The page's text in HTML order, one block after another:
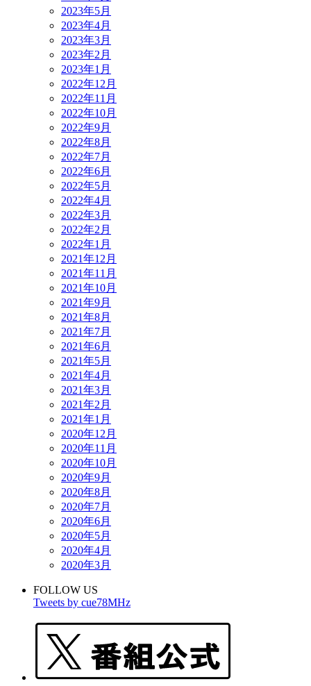
2023年5月
2023年4月
2023年3月
2023年2月
2023年1月
2022年12月
2022年11月
2022年10月
2022年9月
2022年8月
2022年7月
2022年6月
2022年5月
2022年4月
2022年3月
2022年2月
2022年1月
2021年12月
2021年11月
2021年10月
2021年9月
2021年8月
2021年7月
2021年6月
2021年5月
2021年4月
2021年3月
2021年2月
2021年1月
2020年12月
2020年11月
2020年10月
2020年9月
2020年8月
2020年7月
2020年6月
2020年5月
2020年4月
2020年3月
FOLLOW US
Tweets by cue78MHz